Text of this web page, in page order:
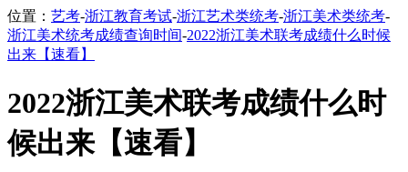
位置： 艺考-浙江教育考试-浙江艺术类统考-浙江美术类统考-
浙江美术统考成绩查询时间-2022浙江美术联考成绩什么时候
出来【速看】
2022浙江美术联考成绩什么时
候出来【速看】